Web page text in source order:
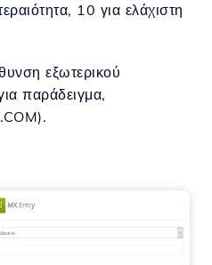
10 για ελάχιστη
εξωτερικού
παράδειγμα,